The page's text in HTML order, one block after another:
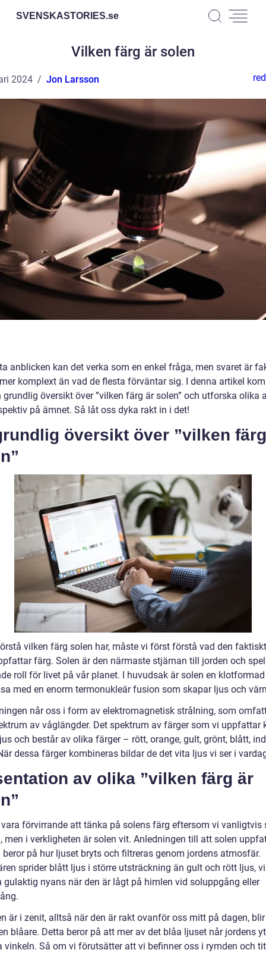
SVENSKASTORIES.se
Vilken färg är solen
2024 Jon Larsson
anblicken kan det verka som en enkel fråga, men svaret är
komplext än vad de flesta förväntar sig. I denna artikel
grundlig översikt över ”vilken färg är solen” och utforska olika
på ämnet. Så låt oss dyka rakt in i det!
översikt över ”vilken
vilken färg solen har, måste vi först förstå vad den
färg. Solen är den närmaste stjärnan till jorden och
roll för livet på vår planet. I huvudsak är solen en klotformad
med en enorm termonukleär fusion som skapar ljus och
når oss i form av elektromagnetisk strålning, som
av våglängder. Det spektrum av färger som vi uppfattar
och består av olika färger – rött, orange, gult, grönt, blått,
dessa färger kombineras bildar de det vita ljus vi ser i
av olika ”vilken färg är
förvirrande att tänka på solens färg eftersom vi vanligtvis
men i verkligheten är solen vit. Anledningen till att solen
på hur ljuset bryts och filtreras genom jordens atmosfär.
sprider blått ljus i större utsträckning än gult och rött ljus,
gulaktig nyans när den är lågt på himlen vid soluppgång eller
är i zenit, alltså när den är rakt ovanför oss mitt på dagen,
blåare. Detta beror på att mer av det blåa ljuset når jordens
vinkeln. Så om vi förutsätter att vi befinner oss i rymden och